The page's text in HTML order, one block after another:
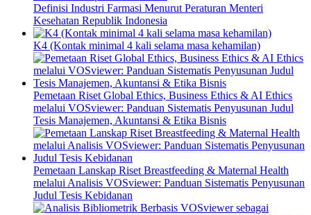
Definisi Industri Farmasi Menurut Peraturan Menteri
Kesehatan Republik Indonesia
K4 (Kontak minimal 4 kali selama masa kehamilan)
Pemetaan Riset Global Ethics, Business Ethics & AI Ethics
melalui VOSviewer: Panduan Sistematis Penyusunan Judul
Tesis Manajemen, Akuntansi & Etika Bisnis
Pemetaan Lanskap Riset Breastfeeding & Maternal Health
melalui Analisis VOSviewer: Panduan Sistematis Penyusunan
Judul Tesis Kebidanan